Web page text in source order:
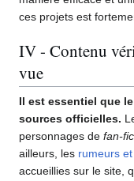
ces projets est
IV - Contenu
vue
Il est essentiel que
sources officielles.
personnages de fan-
ailleurs, les rumeurs
accueillies sur le site,